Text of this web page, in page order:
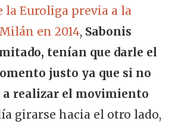
la Euroliga previa a la
en 2014, Sabonis
tenían que darle el
justo ya que si no
a realizar el movimiento
girarse hacia el otro lado,